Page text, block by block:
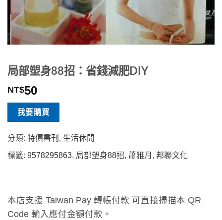
局部塑身88招：省錢減肥DIY
NT$50
我要購買
分類: 特價書刊 , 生活休閒
標籤: 9578295863, 局部塑身88招, 蕭雅月 , 邦聯文化
本店支援 Taiwan Pay 轉帳付款 可直接掃描本 QR
Code 輸入應付金額付款。